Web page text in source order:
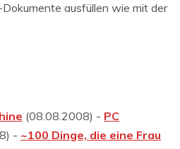
ausfüllen wie mit der
(08.08.2008) - PC
- ~100 Dinge, die eine Frau